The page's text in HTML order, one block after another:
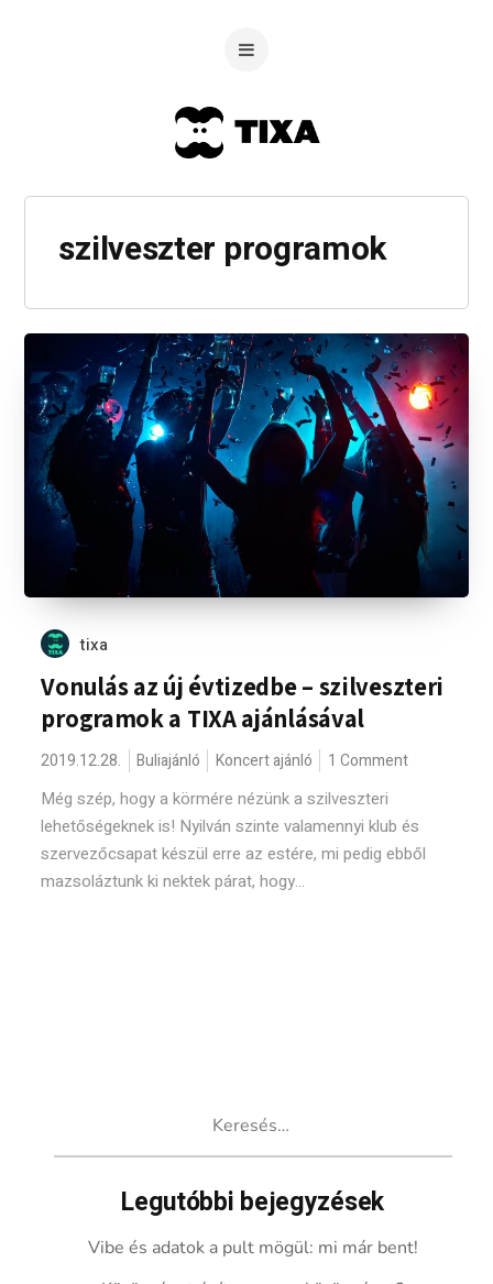
szilveszter programok
tixa
Vonulás az új évtizedbe – szilveszteri
programok a TIXA ajánlásával
2019.12.28. Buliajánló Koncert ajánló 1 Comment
Még szép, hogy a körmére nézünk a szilveszteri
lehetőségeknek is! Nyilván szinte valamennyi klub és
szervezőcsapat készül erre az estére, mi pedig ebből
mazsoláztunk ki nektek párat, hogy...
Legutóbbi bejegyzések
Vibe és adatok a pult mögül: mi már bent!